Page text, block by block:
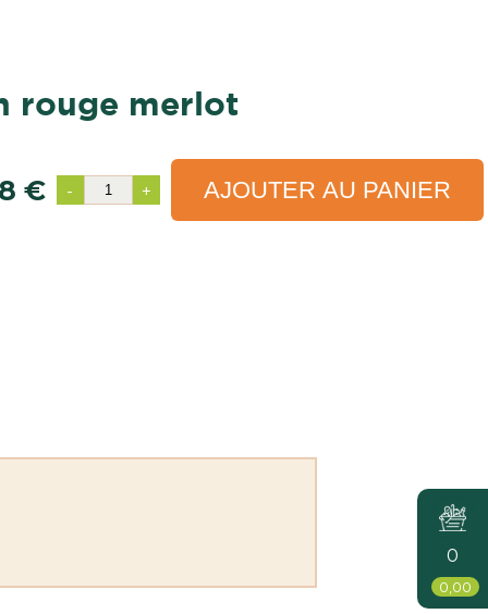
0
0,00
rouge merlot
€ - + AJOUTER AU PANIER